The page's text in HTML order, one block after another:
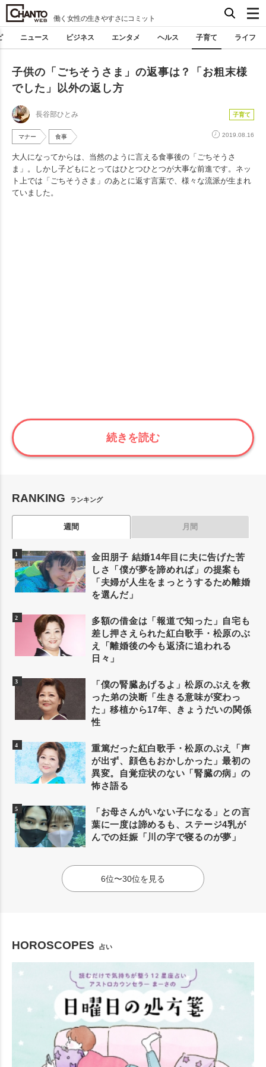
働く女性の生きやすさにコミット
ニュース ビジネス エンタメ ヘルス 子育て ライフ
子供の「ごちそうさま」の返事は？「お粗末様
でした」以外の返し方
長谷部ひとみ 子育て
マナー 食事 2019.08.16
大人になってからは、当然のように言える食事後の「ごちそうさ
ま」。しかし子どもにとってはひとつひとつが大事な前進です。ネッ
ト上では「ごちそうさま」のあとに返す言葉で、様々な流派が生まれ
ていました。
続きを読む
RANKING ランキング
週間 月間
金田朋子 結婚14年目に夫に告げた苦
しさ「僕が夢を諦めれば」の提案も
「夫婦が人生をまっとうするため離婚
を選んだ」
多額の借金は「報道で知った」自宅も
差し押さえられた紅白歌手・松原のぶ
え「離婚後の今も返済に追われる
日々」
「僕の腎臓あげるよ」松原のぶえを救
った弟の決断「生きる意味が変わっ
た」移植から17年、きょうだいの関係
性
重篤だった紅白歌手・松原のぶえ「声
が出ず、顔色もおかしかった」最初の
異変。自覚症状のない「腎臓の病」の
怖さ語る
「お母さんがいない子になる」との言
葉に一度は諦めるも、ステージ4乳が
んでの妊娠「川の字で寝るのが夢」
6位〜30位を見る
HOROSCOPES 占い